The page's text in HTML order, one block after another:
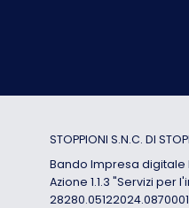
STOPPIONI S.N.C. DI
Bando Impresa digitale
Azione 1.1.3 "Servizi per